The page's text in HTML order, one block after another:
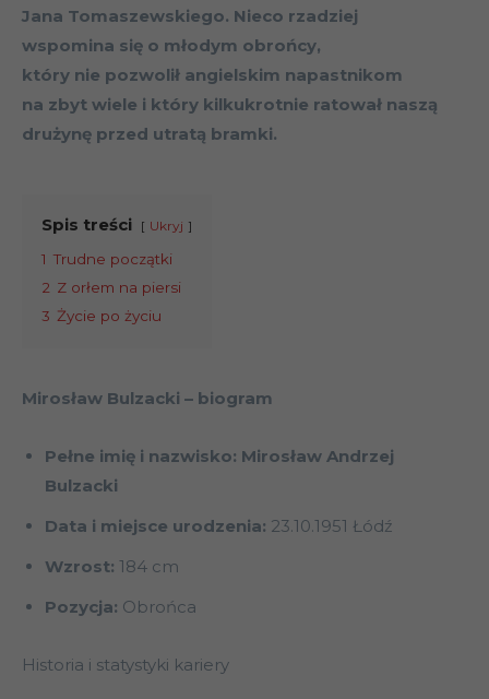
Jana Tomaszewskiego. Nieco rzadziej
wspomina się o młodym obrońcy,
który nie pozwolił angielskim napastnikom
na zbyt wiele i który kilkukrotnie ratował naszą
drużynę przed utratą bramki.
Spis treści Ukryj
1 Trudne początki
2 Z orłem na piersi
3 Życie po życiu
Mirosław Bulzacki – biogram
Pełne imię i nazwisko: Mirosław Andrzej
Bulzacki
Data i miejsce urodzenia: 23.10.1951 Łódź
Wzrost: 184 cm
Pozycja: Obrońca
Historia i statystyki kariery